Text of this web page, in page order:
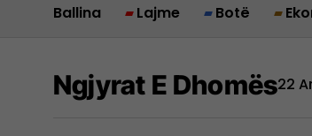
Ballina Lajme Botë
Ngjyrat E Dhomës22